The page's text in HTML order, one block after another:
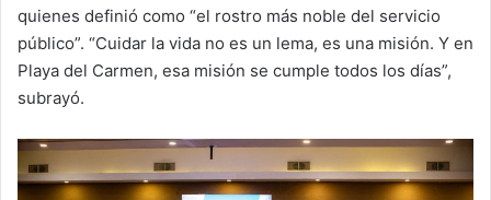
quienes definió como “el rostro más noble del servicio
público”. “Cuidar la vida no es un lema, es una misión. Y en
Playa del Carmen, esa misión se cumple todos los días”,
subrayó.